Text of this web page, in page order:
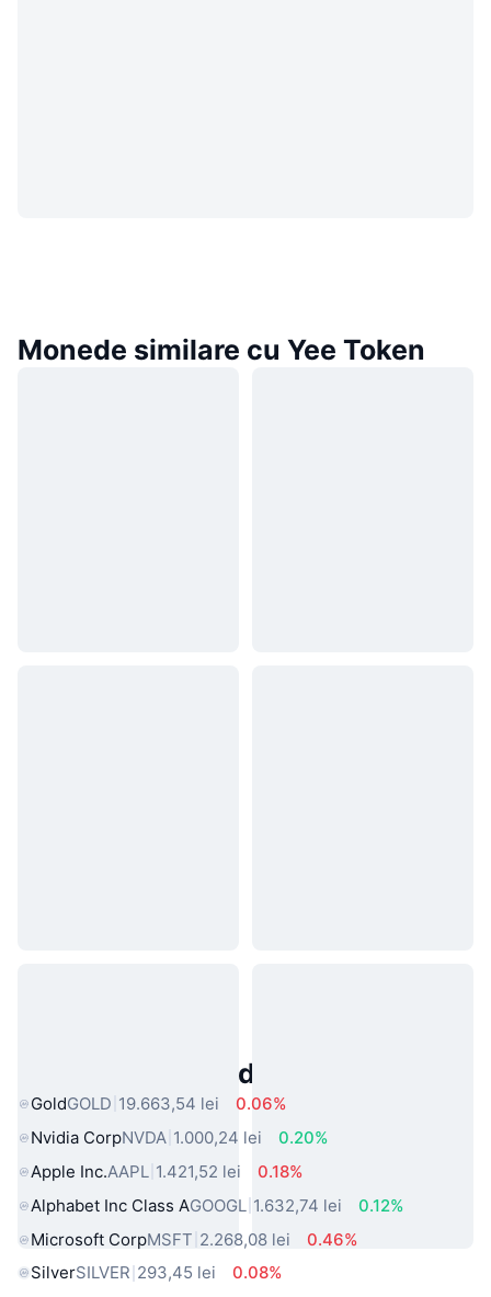
Monede similare cu Yee Token
Active Populare din Lumea Reală
GoldGOLD 19.663,54 lei
0.06%
Nvidia CorpNVDA 1.000,24 lei
0.20%
Apple Inc.AAPL 1.421,52 lei
0.18%
Alphabet Inc Class AGOOGL 1.632,74 lei
0.12%
Microsoft CorpMSFT 2.268,08 lei
0.46%
SilverSILVER 293,45 lei
0.08%